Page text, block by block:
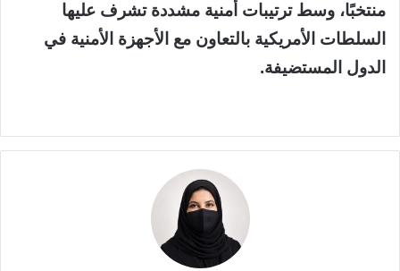
منتخبًا، وسط ترتيبات أمنية مشددة تشرف عليها
السلطات الأمريكية بالتعاون مع الأجهزة الأمنية في
الدول المستضيفة.